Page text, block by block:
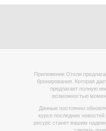
Приложение Отели
бронирования. Которая
предлагает полную
возможностью
Данные постоянно
курсе последних
ресурс станет вашим